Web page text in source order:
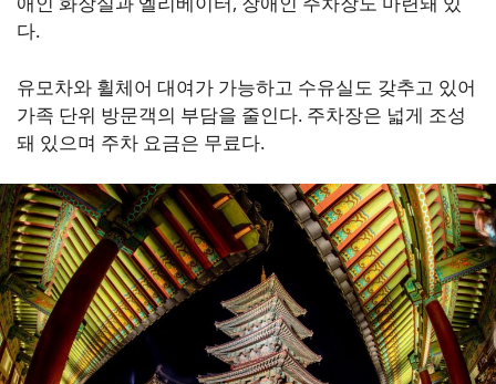
다.
유모차와 휠체어 대여가 가능하고 수유실도 갖추고 있어
가족 단위 방문객의 부담을 줄인다. 주차장은 넓게 조성
돼 있으며 주차 요금은 무료다.